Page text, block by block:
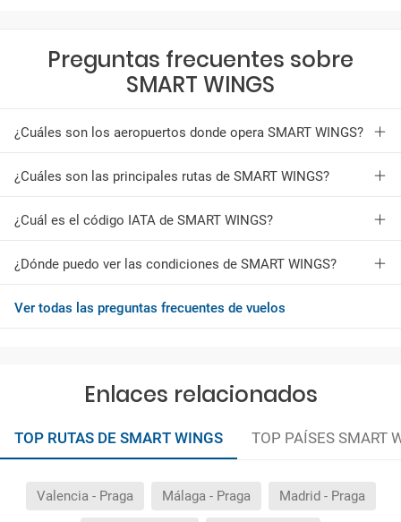
Preguntas frecuentes sobre
SMART WINGS
¿Cuáles son los aeropuertos donde opera SMART WINGS?
¿Cuáles son las principales rutas de SMART WINGS?
¿Cuál es el código IATA de SMART WINGS?
¿Dónde puedo ver las condiciones de SMART WINGS?
Ver todas las preguntas frecuentes de vuelos
Enlaces relacionados
TOP RUTAS DE SMART WINGS TOP PAÍSES SMART
Valencia - Praga Málaga - Praga Madrid - Praga